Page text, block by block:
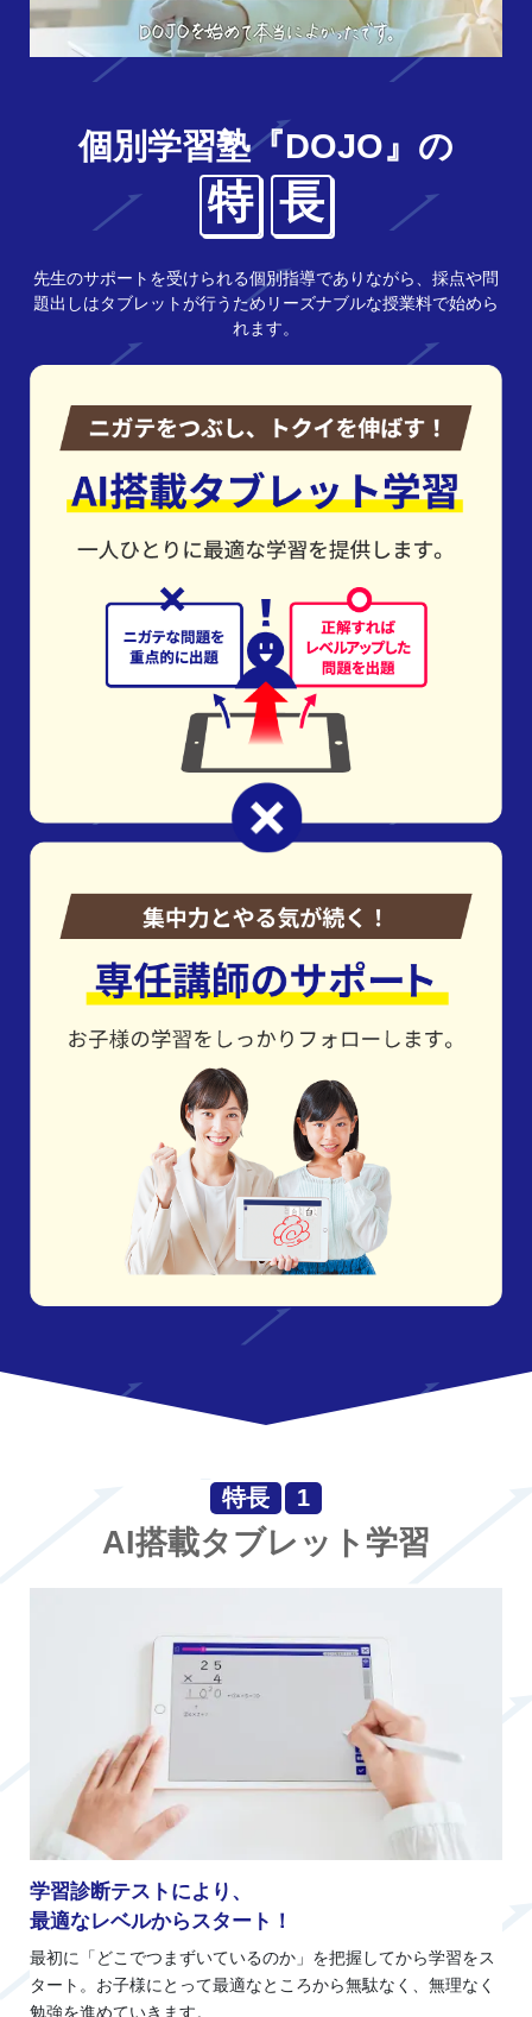
個別学習塾『DOJO』の
特 長
先生のサポートを受けられる個別指導でありながら、採点や問
題出しはタブレットが行うためリーズナブルな授業料で始めら
れます。
特長 1
AI搭載タブレット学習
学習診断テストにより、
最適なレベルからスタート！
最初に「どこでつまずいているのか」を把握してから学習をス
タート。お子様にとって最適なところから無駄なく、無理なく
勉強を進めていきます。